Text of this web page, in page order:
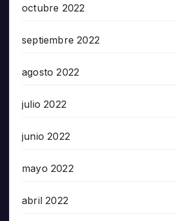
octubre 2022
septiembre 2022
agosto 2022
julio 2022
junio 2022
mayo 2022
abril 2022